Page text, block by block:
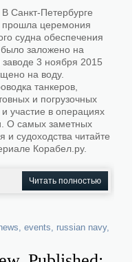
В Санкт-Петербурге
прошла церемония
судна обеспечения
заложено на
3 ноября 2015
на воду.
танкеров,
и погрузочных
участие в операциях
О самых заметных
и судоходства читайте
Корабел.ру.
Читать полностью
, events, russian navy,